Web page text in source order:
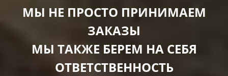
МЫ НЕ ПРОСТО ПРИНИМАЕМ
ЗАКАЗЫ
МЫ ТАКЖЕ БЕРЕМ НА СЕБЯ
ОТВЕТСТВЕННОСТЬ